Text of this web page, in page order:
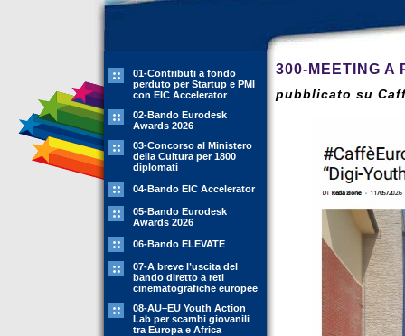
01-Contributi a fondo
perduto per Startup e PMI
con EIC Accelerator
02-Bando Eurodesk
Awards 2026
03-Concorso al Ministero
della Cultura per 1800
diplomati
04-Bando EIC Accelerator
05-Bando Eurodesk
Awards 2026
06-Bando ELEVATE
07-A breve l’uscita del
bando diretto a reti
cinematografiche europee
08-AU–EU Youth Action
Lab per scambi giovanili
tra Europa e Africa
300-MEETING A
pubblicato su